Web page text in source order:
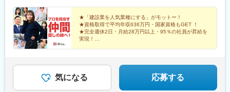
堀駅(東京都)、赤坂見附駅、東新宿駅、高島町駅、汐入駅、富山駅
北駅、七ツ屋駅、福井城址大名町駅、第一通り駅、日吉町駅、名
鉄名古屋駅、西一宮駅、駅前駅、島ノ関駅、東寺駅、大阪駅、花
田口駅、高速神戸駅、香櫨園駅、宝山寺駅、西川緑道公園駅、猿
猴橋町駅、後免東町駅、天神駅、二本木口駅、桜島桟橋通駅、南
――――――――――――――――◎1級施工管理技士 L月給38万
円～80万円※固定残業代（20時間分：5.2万円～／月）を含む※超
過分は別途支給◎2級施工管理技士 L月給32万円～80万円※固定残
業代（20時間分：4.4万円～／月）を含む※超過分は別途支給※経
験・年齢・エリアを考慮の上、決定いたします≪年収例≫年収
（Cさん40代）★130種類の資格手当あり★毎月の資格手当はもち
ろん、取得時にお祝い金も支給中！受験料は会社が負担していま
すので、給与を上げたい方はぜひチャレンジしてください！年収
★「建設業を人気業種にする」がモットー！
★資格取得で平均年収636万円・国家資格もGET ！
★完全週休2日・月給28万円以上・95％の社員が昇給を
実現！
気になる 応募する